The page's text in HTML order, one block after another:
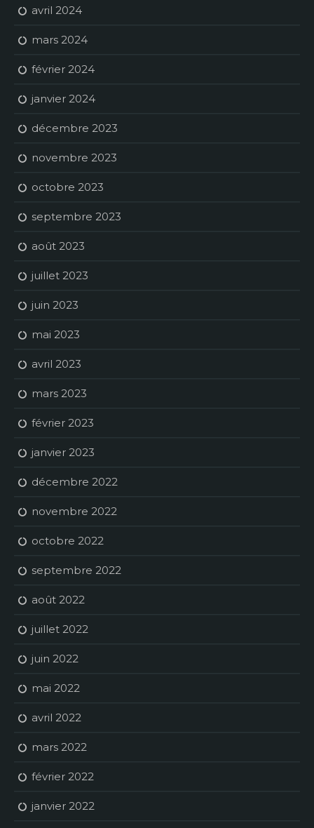
avril 2024
mars 2024
février 2024
janvier 2024
décembre 2023
novembre 2023
octobre 2023
septembre 2023
août 2023
juillet 2023
juin 2023
mai 2023
avril 2023
mars 2023
février 2023
janvier 2023
décembre 2022
novembre 2022
octobre 2022
septembre 2022
août 2022
juillet 2022
juin 2022
mai 2022
avril 2022
mars 2022
février 2022
janvier 2022